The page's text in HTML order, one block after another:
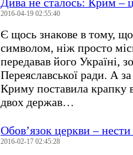
2016-04-19 02:55:40
Є щось знакове в тому, що
символом, ніж просто
передавав його Україні,
Переяславської ради. А
Криму поставила крапку
двох держав…
Обов’язок церкви –
2016-02-17 02:45:28